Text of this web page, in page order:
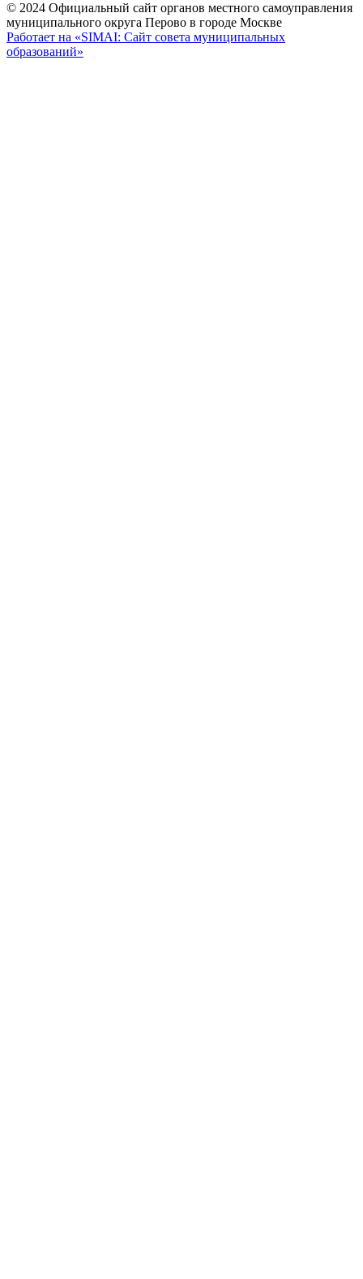
© 2024 Официальный сайт органов местного самоуправления
муниципального округа Перово в городе Москве
Работает на «SIMAI: Сайт совета муниципальных
образований»